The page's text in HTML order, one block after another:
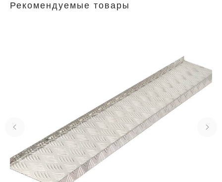
Рекомендуемые товары